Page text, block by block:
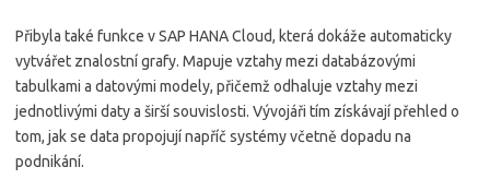
Přibyla také funkce v SAP HANA Cloud, která dokáže automaticky
vytvářet znalostní grafy. Mapuje vztahy mezi databázovými
tabulkami a datovými modely, přičemž odhaluje vztahy mezi
jednotlivými daty a širší souvislosti. Vývojáři tím získávají přehled o
tom, jak se data propojují napříč systémy včetně dopadu na
podnikání.